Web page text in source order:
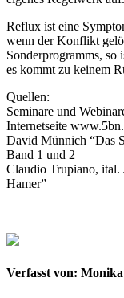
Reflux ist eine
wenn der Konflikt
Sonderprogramms, so
es kommt zu keinem
Quellen:
Seminare und
Internetseite
David Münnich “Das
Band 1 und 2
Claudio Trupiano,
Hamer”
Verfasst von: